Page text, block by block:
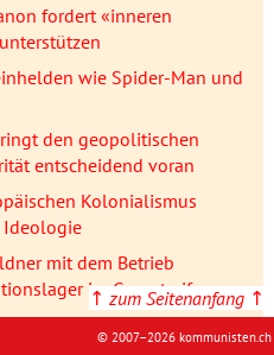
fordert «inneren
wie Spider-Man und
den geopolitischen
entscheidend voran
Kolonialismus
Ideologie
mit dem Betrieb
im Gazastreifen
Volk mehrheitlich Nein zur
↑ zum Seitenanfang ↑
© 2007–2026 kommunisten.ch